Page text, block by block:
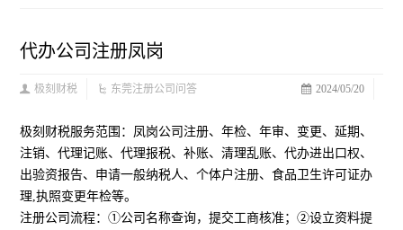
代办公司注册凤岗
2024/05/20
极刻财税 东莞注册公司问答
极刻财税服务范围：凤岗公司注册、年检、年审、变更、延期、
注销、代理记账、代理报税、补账、清理乱账、代办进出口权、
出验资报告、申请一般纳税人、个体户注册、食品卫生许可证办
理,执照变更年检等。
注册公司流程：①公司名称查询，提交工商核准；②设立资料提